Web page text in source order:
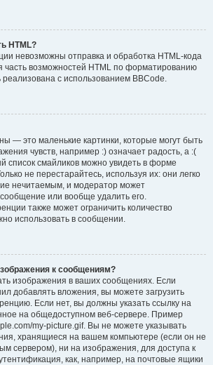
HTML?
невозможны отправка и обработка HTML-кода
возможностей HTML по форматированию
с использованием BBCode.
— это маленькие картинки, которые могут быть
чувств, например :) означает радость, а :(
список смайликов можно увидеть в форме
не перестарайтесь, используя их: они легко
нечитаемым, и модератор может
или вообще удалить его.
также может ограничить количество
использовать в сообщении.
к сообщениям?
изображения в ваших сообщениях. Если
добавлять вложения, вы можете загрузить
Если нет, вы должны указать ссылку на
на общедоступном веб-сервере. Пример
my-picture.gif. Вы не можете указывать
хранящиеся на вашем компьютере (если он не
сервером), ни на изображения, для доступа к
как, например, на почтовые ящики